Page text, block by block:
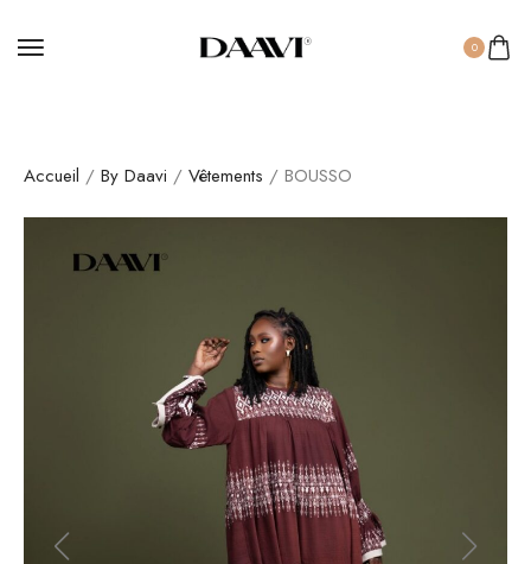
0
Accueil / By Daavi / Vêtements / BOUSSO